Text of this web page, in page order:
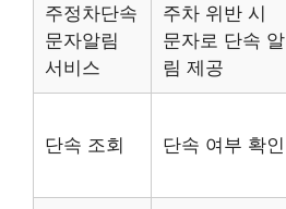
주정차단속
문자알림
서비스
주차 위반 시
문자로 단속 알
림 제공
단속 조회 단속 여부 확인